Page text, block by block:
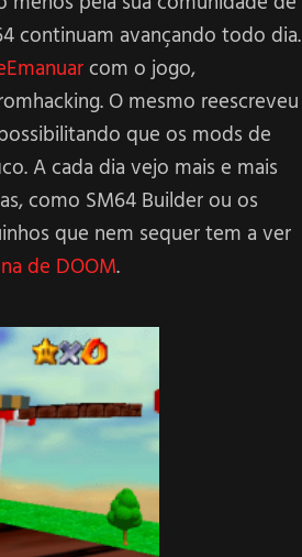
continuam avançando todo dia.
com o jogo,
O mesmo reescreveu
que os mods de
A cada dia vejo mais e mais
como SM64 Builder ou os
que nem sequer tem a ver
de DOOM.